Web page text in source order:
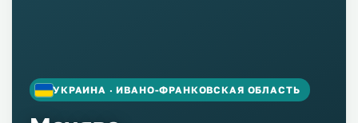
УКРАИНА · ИВАНО-ФРАНКОВСКАЯ ОБЛАСТЬ